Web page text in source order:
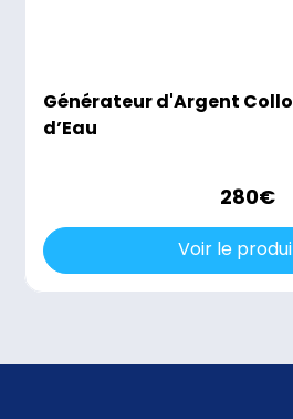
Générateur d'Argent
d’Eau
280€
Voir le